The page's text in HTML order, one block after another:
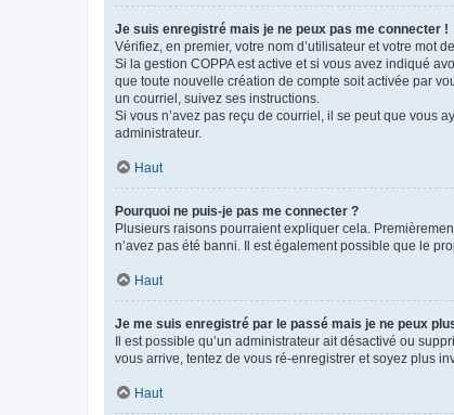
Je suis enregistré mais je ne peux pas me connecter !
Vérifiez, en premier, votre nom d’utilisateur et votre mot
Si la gestion COPPA est active et si vous avez indiqué
que toute nouvelle création de compte soit activée par
un courriel, suivez ses instructions.
Si vous n’avez pas reçu de courriel, il se peut que vous
administrateur.
Haut
Pourquoi ne puis-je pas me connecter ?
Plusieurs raisons pourraient expliquer cela.
n’avez pas été banni. Il est également possible que le
Haut
Je me suis enregistré par le passé mais je ne peux
Il est possible qu’un administrateur ait désactivé ou
vous arrive, tentez de vous ré-enregistrer et soyez plus
Haut